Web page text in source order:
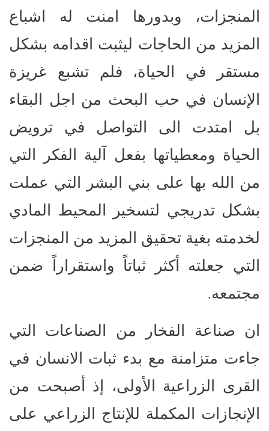
المنجزات، وبدورها امنت له اشباع
المزيد من الحاجات ليثبت اقدامه بشكل
مستقر في الحياة، فلم تشبع غريزة
الإنسان في حب البحث من اجل البقاء
بل امتدت الى التواصل في ترويض
الحياة ومعطياتها بفعل آلية الفكر التي
من الله بها على بني البشر التي عملت
بشكل تدريجي لتسخير المحيط المادي
لخدمته بغية تحقيق المزيد من المنجزات
التي جعلته أكثر ثباتاً واستقراراً ضمن
مجتمعه.
ان صناعة الفخار من الصناعات التي
جاءت متزامنة مع بدء ثبات الانسان في
القرى الزراعية الأولى، إذ أصبحت من
الإنجازات المكملة للإنتاج الزراعي على